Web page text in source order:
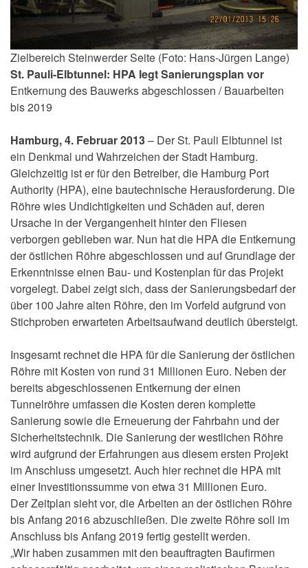
Zielbereich Steinwerder Seite (Foto: Hans-Jürgen Lange)
St. Pauli-Elbtunnel: HPA legt Sanierungsplan vor
Entkernung des Bauwerks abgeschlossen / Bauarbeiten
bis 2019
Hamburg, 4. Februar 2013– Der St. Pauli Elbtunnel ist
ein Denkmal und Wahrzeichen der Stadt Hamburg.
Gleichzeitig ist er für den Betreiber, die Hamburg Port
Authority (HPA), eine bautechnische Herausforderung. Die
Röhre wies Undichtigkeiten und Schäden auf, deren
Ursache in der Vergangenheit hinter den Fliesen
verborgen geblieben war. Nun hat die HPA die Entkernung
der östlichen Röhre abgeschlossen und auf Grundlage der
Erkenntnisse einen Bau- und Kostenplan für das Projekt
vorgelegt. Dabei zeigt sich, dass der Sanierungsbedarf der
über 100 Jahre alten Röhre, den im Vorfeld aufgrund von
Stichproben erwarteten Arbeitsaufwand deutlich übersteigt.
Insgesamt rechnet die HPA für die Sanierung der östlichen
Röhre mit Kosten von rund 31 Millionen Euro. Neben der
bereits abgeschlossenen Entkernung der einen
Tunnelröhre umfassen die Kosten deren komplette
Sanierung sowie die Erneuerung der Fahrbahn und der
Sicherheitstechnik. Die Sanierung der westlichen Röhre
wird aufgrund der Erfahrungen aus diesem ersten Projekt
im Anschluss umgesetzt. Auch hier rechnet die HPA mit
einer Investitionssumme von etwa 31 Millionen Euro.
Der Zeitplan sieht vor, die Arbeiten an der östlichen Röhre
bis Anfang 2016 abzuschließen. Die zweite Röhre soll im
Anschluss bis Anfang 2019 fertig gestellt werden.
„Wir haben zusammen mit den beauftragten Baufirmen